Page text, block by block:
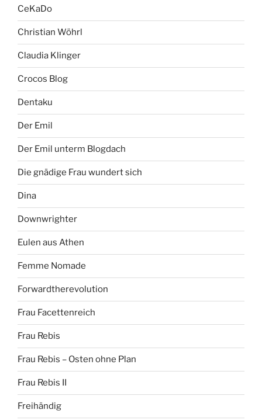
CeKaDo
Christian Wöhrl
Claudia Klinger
Crocos Blog
Dentaku
Der Emil
Der Emil unterm Blogdach
Die gnädige Frau wundert sich
Dina
Downwrighter
Eulen aus Athen
Femme Nomade
Forwardtherevolution
Frau Facettenreich
Frau Rebis
Frau Rebis – Osten ohne Plan
Frau Rebis II
Freihändig